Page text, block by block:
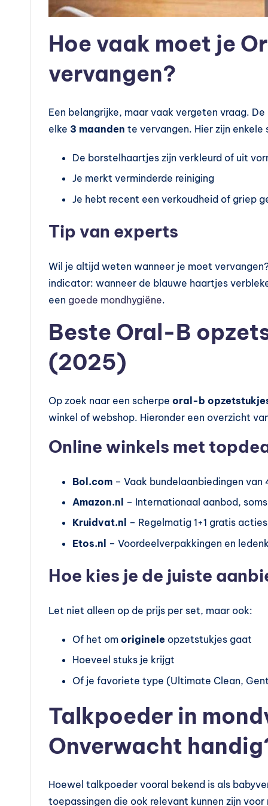
Hoe vaak moet je
vervangen?
Een belangrijke, maar vaak vergeten vraag.
elke 3 maanden te vervangen. Hier zijn
De borstelhaartjes zijn verkleurd of uit
Je merkt verminderde reiniging
Je hebt recent een verkoudheid of griep
Tip van experts
Wil je altijd weten wanneer je moet
indicator: wanneer de blauwe haartjes
een goede mondhygiëne.
Beste Oral-B
(2025)
Op zoek naar een scherpe oral-b
winkel of webshop. Hieronder een overzicht
Online winkels met
Bol.com – Vaak bundelaanbiedingen van
Amazon.nl – Internationaal aanbod,
Kruidvat.nl – Regelmatig 1+1 gratis acties
Etos.nl – Voordeelverpakkingen en
Hoe kies je de juiste
Let niet alleen op de prijs per set, maar ook:
Of het om originele opzetstukjes gaat
Hoeveel stuks je krijgt
Of je favoriete type (Ultimate Clean,
Talkpoeder in
Onverwacht
Hoewel talkpoeder vooral bekend is als
toepassingen die ook relevant kunnen zijn